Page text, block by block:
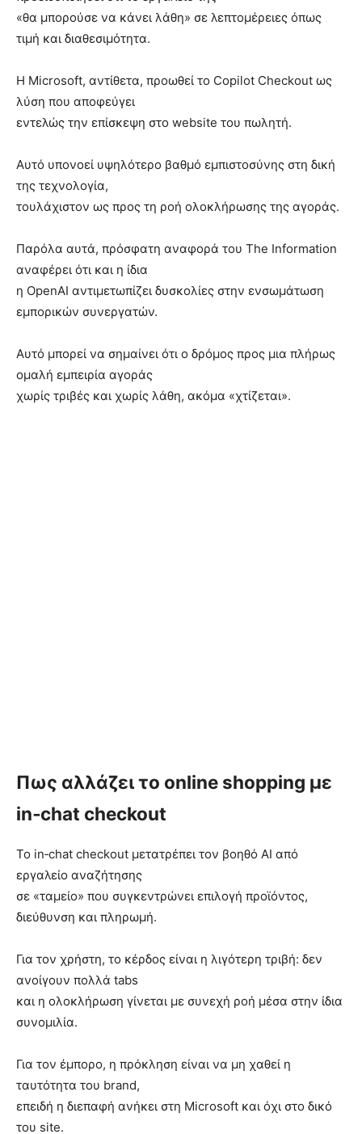
«θα μπορούσε να κάνει λάθη» σε λεπτομέρειες όπως
τιμή και διαθεσιμότητα.
Η Microsoft, αντίθετα, προωθεί το Copilot Checkout ως
λύση που αποφεύγει
εντελώς την επίσκεψη στο website του πωλητή.
Αυτό υπονοεί υψηλότερο βαθμό εμπιστοσύνης στη δική
της τεχνολογία,
τουλάχιστον ως προς τη ροή ολοκλήρωσης της αγοράς.
Παρόλα αυτά, πρόσφατη αναφορά του The Information
αναφέρει ότι και η ίδια
η OpenAI αντιμετωπίζει δυσκολίες στην ενσωμάτωση
εμπορικών συνεργατών.
Αυτό μπορεί να σημαίνει ότι ο δρόμος προς μια πλήρως
ομαλή εμπειρία αγοράς
χωρίς τριβές και χωρίς λάθη, ακόμα «χτίζεται».
Πως αλλάζει το online shopping με
in‑chat checkout
Το in‑chat checkout μετατρέπει τον βοηθό AI από
εργαλείο αναζήτησης
σε «ταμείο» που συγκεντρώνει επιλογή προϊόντος,
διεύθυνση και πληρωμή.
Για τον χρήστη, το κέρδος είναι η λιγότερη τριβή: δεν
ανοίγουν πολλά tabs
και η ολοκλήρωση γίνεται με συνεχή ροή μέσα στην ίδια
συνομιλία.
Για τον έμπορο, η πρόκληση είναι να μη χαθεί η
ταυτότητα του brand,
επειδή η διεπαφή ανήκει στη Microsoft και όχι στο δικό
του site.